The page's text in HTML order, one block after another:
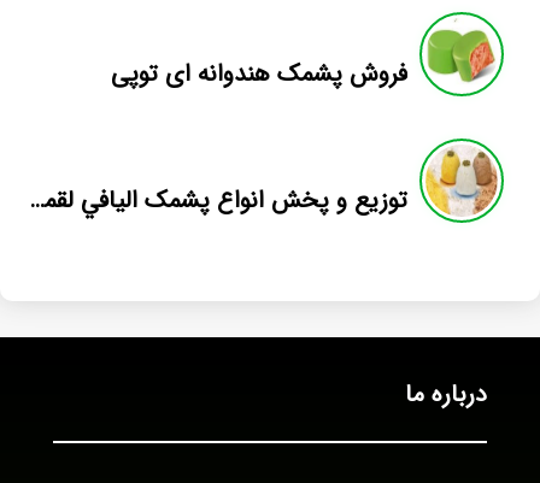
فروش پشمک هندوانه ای توپی
توزيع و پخش انواع پشمک اليافي لقمه اي در مازندران
درباره ما